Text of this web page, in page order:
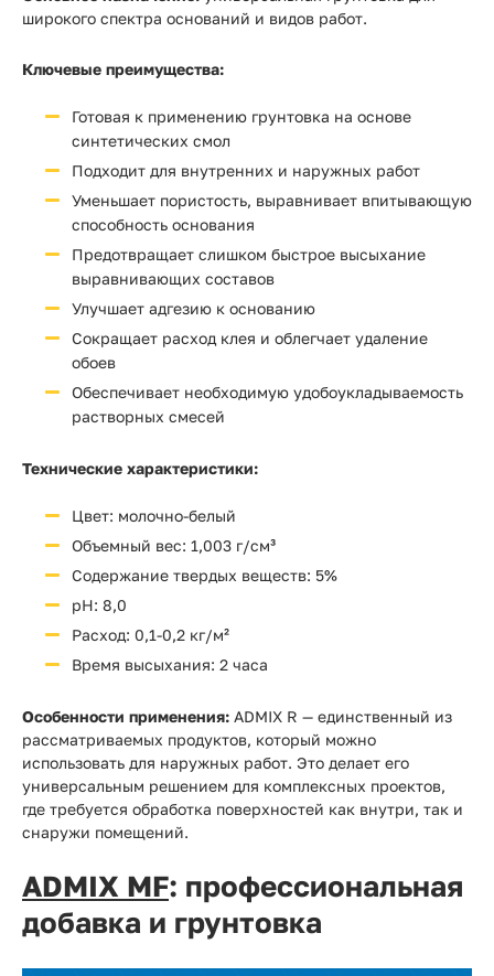
широкого спектра оснований и видов работ.
Ключевые преимущества:
Готовая к применению грунтовка на основе
синтетических смол
Подходит для внутренних и наружных работ
Уменьшает пористость, выравнивает впитывающую
способность основания
Предотвращает слишком быстрое высыхание
выравнивающих составов
Улучшает адгезию к основанию
Сокращает расход клея и облегчает удаление
обоев
Обеспечивает необходимую удобоукладываемость
растворных смесей
Технические характеристики:
Цвет: молочно-белый
Объемный вес: 1,003 г/см³
Содержание твердых веществ: 5%
pH: 8,0
Расход: 0,1-0,2 кг/м²
Время высыхания: 2 часа
Особенности применения: ADMIX R — единственный из
рассматриваемых продуктов, который можно
использовать для наружных работ. Это делает его
универсальным решением для комплексных проектов,
где требуется обработка поверхностей как внутри, так и
снаружи помещений.
ADMIX MF: профессиональная
добавка и грунтовка